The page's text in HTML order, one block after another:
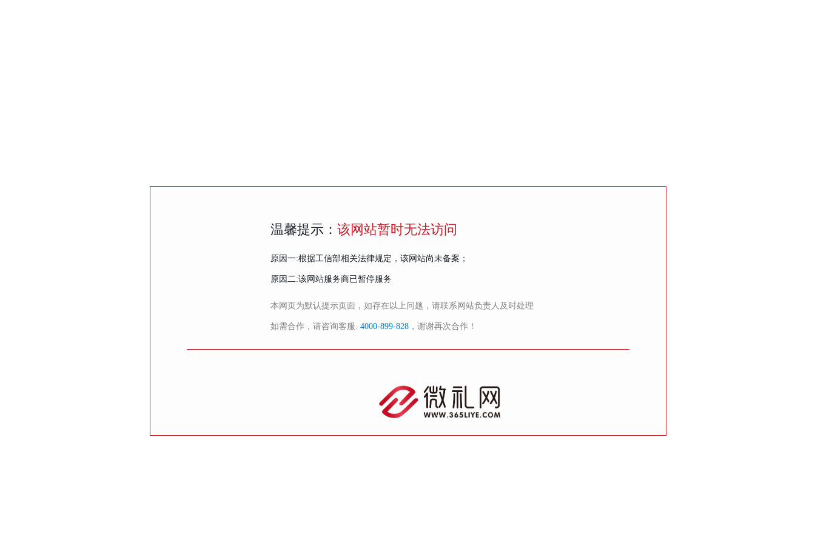
温馨提示： 该网站暂时无法访问
原因一:根据工信部相关法律规定，该网站尚未备案；
原因二:该网站服务商已暂停服务
本网页为默认提示页面，如存在以上问题，请联系网站负责人及时处理
如需合作，请咨询客服: 4000-899-828 ，谢谢再次合作！